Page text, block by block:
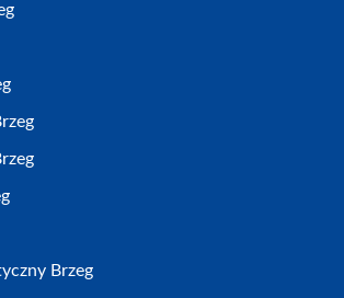
Brzeg